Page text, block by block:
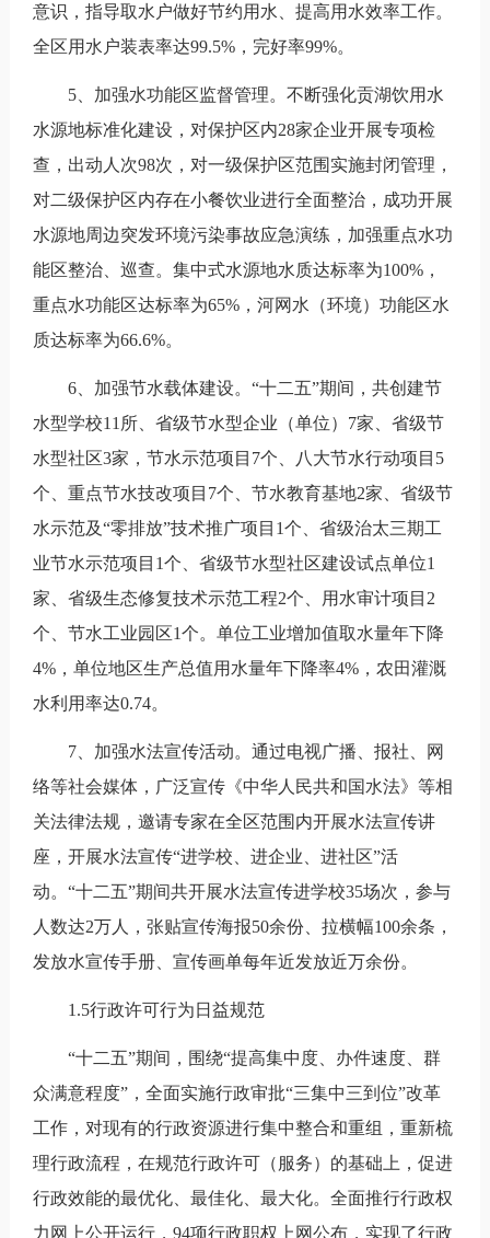
意识，指导取水户做好节约用水、提高用水效率工作。
全区用水户装表率达99.5%，完好率99%。
5、加强水功能区监督管理。不断强化贡湖饮用水
水源地标准化建设，对保护区内28家企业开展专项检
查，出动人次98次，对一级保护区范围实施封闭管理，
对二级保护区内存在小餐饮业进行全面整治，成功开展
水源地周边突发环境污染事故应急演练，加强重点水功
能区整治、巡查。集中式水源地水质达标率为100%，
重点水功能区达标率为65%，河网水（环境）功能区水
质达标率为66.6%。
6、加强节水载体建设。“十二五”期间，共创建节
水型学校11所、省级节水型企业（单位）7家、省级节
水型社区3家，节水示范项目7个、八大节水行动项目5
个、重点节水技改项目7个、节水教育基地2家、省级节
水示范及“零排放”技术推广项目1个、省级治太三期工
业节水示范项目1个、省级节水型社区建设试点单位1
家、省级生态修复技术示范工程2个、用水审计项目2
个、节水工业园区1个。单位工业增加值取水量年下降
4%，单位地区生产总值用水量年下降率4%，农田灌溉
水利用率达0.74。
7、加强水法宣传活动。通过电视广播、报社、网
络等社会媒体，广泛宣传《中华人民共和国水法》等相
关法律法规，邀请专家在全区范围内开展水法宣传讲
座，开展水法宣传“进学校、进企业、进社区”活
动。“十二五”期间共开展水法宣传进学校35场次，参与
人数达2万人，张贴宣传海报50余份、拉横幅100余条，
发放水宣传手册、宣传画单每年近发放近万余份。
1.5行政许可行为日益规范
“十二五”期间，围绕“提高集中度、办件速度、群
众满意程度”，全面实施行政审批“三集中三到位”改革
工作，对现有的行政资源进行集中整合和重组，重新梳
理行政流程，在规范行政许可（服务）的基础上，促进
行政效能的最优化、最佳化、最大化。全面推行行政权
力网上公开运行，94项行政职权上网公布，实现了行政